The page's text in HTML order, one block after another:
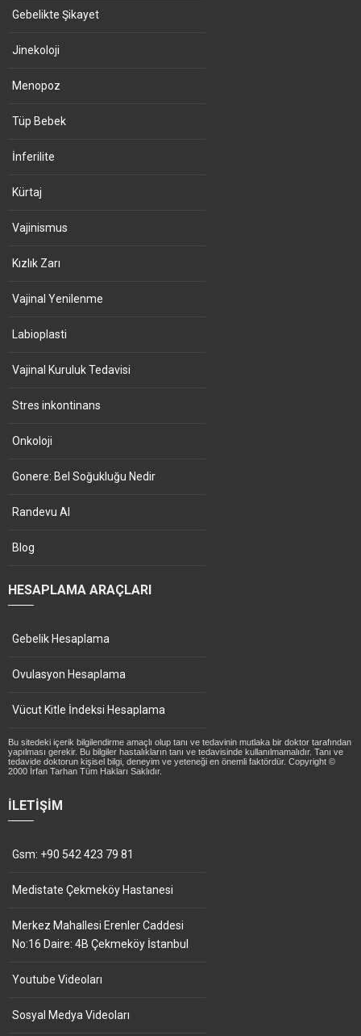
Gebelikte Şikayet
Jinekoloji
Menopoz
Tüp Bebek
İnferilite
Kürtaj
Vajinismus
Kızlık Zarı
Vajinal Yenilenme
Labioplasti
Vajinal Kuruluk Tedavisi
Stres inkontinans
Onkoloji
Gonere: Bel Soğukluğu Nedir
Randevu Al
Blog
HESAPLAMA ARAÇLARI
Gebelik Hesaplama
Ovulasyon Hesaplama
Vücut Kitle İndeksi Hesaplama
Bu sitedeki içerik bilgilendirme amaçlı olup tanı ve tedavinin mutlaka bir doktor tarafından
yapılması gerekir. Bu bilgiler hastalıkların tanı ve tedavisinde kullanılmamalıdır. Tanı ve
tedavide doktorun kişisel bilgi, deneyim ve yeteneği en önemli faktördür. Copyright ©
2000 İrfan Tarhan Tüm Hakları Saklıdır.
İLETIŞIM
Gsm: +90 542 423 79 81
Medistate Çekmeköy Hastanesi
Merkez Mahallesi Erenler Caddesi
No:16 Daire: 4B Çekmeköy İstanbul
Youtube Videoları
Sosyal Medya Videoları